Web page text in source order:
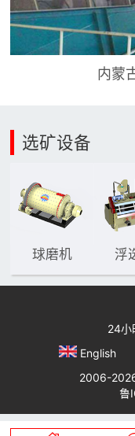
内蒙古西乌
选矿设备
球磨机 浮
24
English
2006-
鲁